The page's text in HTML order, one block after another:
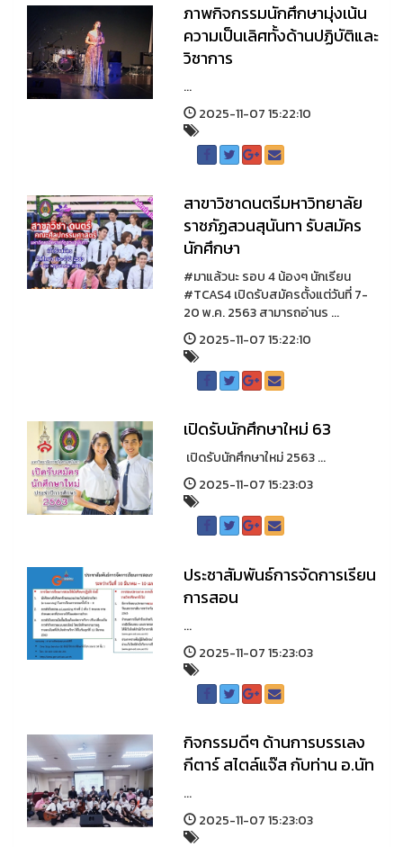
ภาพกิจกรรมนักศึกษามุ่งเน้น
ความเป็นเลิศทั้งด้านปฏิบัติและ
วิชาการ
...
2025-11-07 15:22:10
สาขาวิชาดนตรีมหาวิทยาลัย
ราชภัฏสวนสุนันทา รับสมัคร
นักศึกษา
#มาแล้วนะ รอบ 4 น้องๆ นักเรียน
#TCAS4 เปิดรับสมัครตั้งแต่วันที่ 7-
20 พ.ค. 2563 สามารถอ่านร ...
2025-11-07 15:22:10
เปิดรับนักศึกษาใหม่ 63
เปิดรับนักศึกษาใหม่ 2563 ...
2025-11-07 15:23:03
ประชาสัมพันธ์การจัดการเรียน
การสอน
...
2025-11-07 15:23:03
กิจกรรมดีๆ ด้านการบรรเลง
กีตาร์ สไตล์แจ๊ส กับท่าน อ.นัท
...
2025-11-07 15:23:03